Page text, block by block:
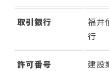
取引銀行
福井
行
許可番号 建設